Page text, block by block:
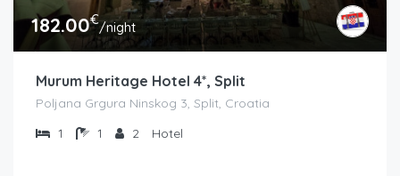
182.00€/night
Murum Heritage Hotel 4*, Split
Poljana Grgura Ninskog 3, Split, Croatia
1
1 2 Hotel